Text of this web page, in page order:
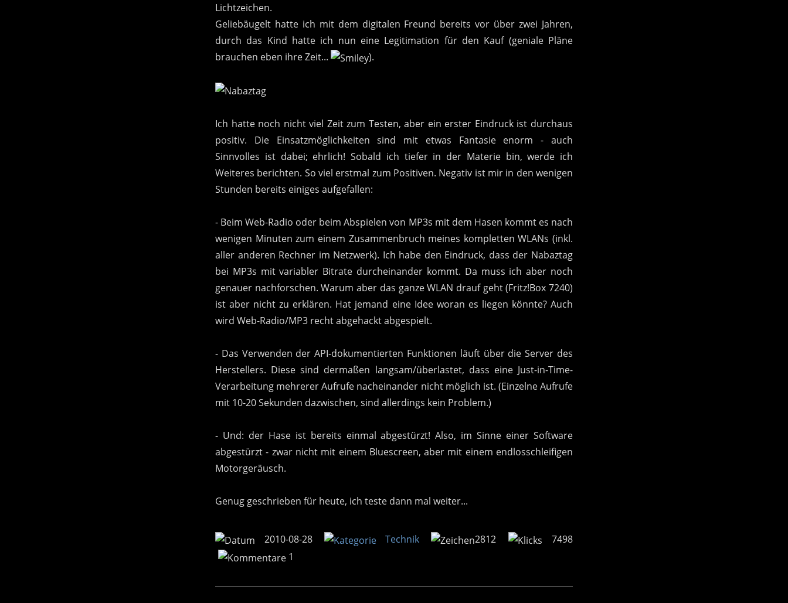
Lichtzeichen.
Geliebäugelt hatte ich mit dem digitalen Freund bereits vor über zwei Jahren,
durch das Kind hatte ich nun eine Legitimation für den Kauf (geniale Pläne
brauchen eben ihre Zeit...
).
Ich hatte noch nicht viel Zeit zum Testen, aber ein erster Eindruck ist durchaus
positiv. Die Einsatzmöglichkeiten sind mit etwas Fantasie enorm - auch
Sinnvolles ist dabei; ehrlich! Sobald ich tiefer in der Materie bin, werde ich
Weiteres berichten. So viel erstmal zum Positiven. Negativ ist mir in den wenigen
Stunden bereits einiges aufgefallen:
- Beim Web-Radio oder beim Abspielen von MP3s mit dem Hasen kommt es nach
wenigen Minuten zum einem Zusammenbruch meines kompletten WLANs (inkl.
aller anderen Rechner im Netzwerk). Ich habe den Eindruck, dass der Nabaztag
bei MP3s mit variabler Bitrate durcheinander kommt. Da muss ich aber noch
genauer nachforschen. Warum aber das ganze WLAN drauf geht (Fritz!Box 7240)
ist aber nicht zu erklären. Hat jemand eine Idee woran es liegen könnte? Auch
wird Web-Radio/MP3 recht abgehackt abgespielt.
- Das Verwenden der API-dokumentierten Funktionen läuft über die Server des
Herstellers. Diese sind dermaßen langsam/überlastet, dass eine Just-in-Time-
Verarbeitung mehrerer Aufrufe nacheinander nicht möglich ist. (Einzelne Aufrufe
mit 10-20 Sekunden dazwischen, sind allerdings kein Problem.)
- Und: der Hase ist bereits einmal abgestürzt! Also, im Sinne einer Software
abgestürzt - zwar nicht mit einem Bluescreen, aber mit einem endlosschleifigen
Motorgeräusch.
Genug geschrieben für heute, ich teste dann mal weiter...
2010-08-28 Technik 2812
1